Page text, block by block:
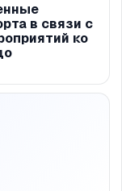
в связи с
ко